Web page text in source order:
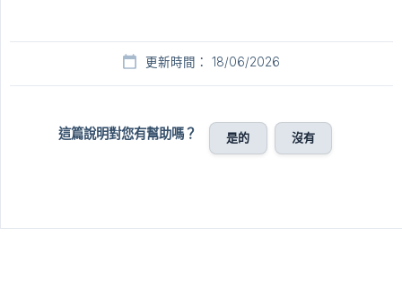
更新時間： 18/06/2026
這篇說明對您有幫助嗎？ 是的 沒有